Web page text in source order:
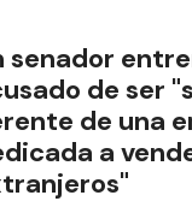
senador
de ser
de una
a